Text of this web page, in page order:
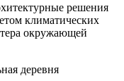
решения
климатических
окружающей